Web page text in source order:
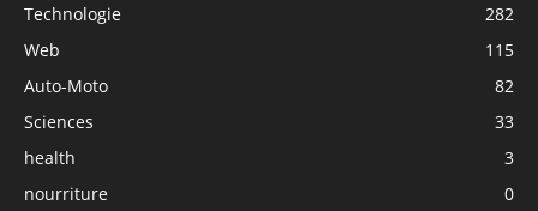
Technologie
282
Web
115
Auto-Moto
82
Sciences
33
health
3
nourriture
0